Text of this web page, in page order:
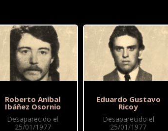
Roberto Aníbal
Ibáñez Osornio
Desaparecido el
25/01/1977
Eduardo Gustavo
Ricoy
Desaparecido el
25/01/1977